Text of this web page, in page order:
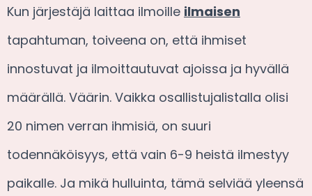
Kun järjestäjä laittaa ilmoille ilmaisen
tapahtuman, toiveena on, että ihmiset
innostuvat ja ilmoittautuvat ajoissa ja hyvällä
määrällä. Väärin. Vaikka osallistujalistalla olisi
20 nimen verran ihmisiä, on suuri
todennäköisyys, että vain 6-9 heistä ilmestyy
paikalle. Ja mikä hulluinta, tämä selviää yleensä